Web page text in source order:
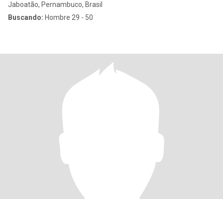
Jaboatão, Pernambuco, Brasil
Buscando: Hombre 29 - 50